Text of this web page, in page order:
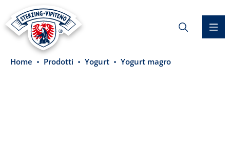
principale
Home Prodotti Yogurt Yogurt magro